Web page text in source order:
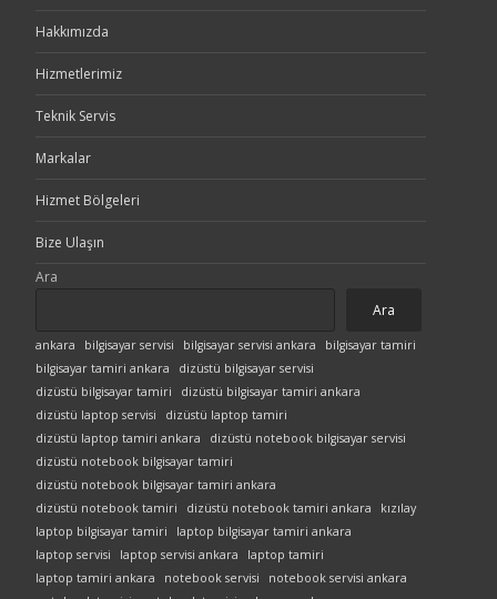
Hakkımızda
Hizmetlerimiz
Teknik Servis
Markalar
Hizmet Bölgeleri
Bize Ulaşın
Ara
Ara
ankara bilgisayar servisi bilgisayar servisi ankara
bilgisayar tamiri
bilgisayar tamiri ankara
dizüstü bilgisayar servisi
dizüstü bilgisayar tamiri
dizüstü bilgisayar tamiri ankara
dizüstü laptop servisi
dizüstü laptop tamiri
dizüstü laptop tamiri ankara
dizüstü notebook bilgisayar servisi
dizüstü notebook bilgisayar tamiri
dizüstü notebook bilgisayar tamiri ankara
dizüstü notebook tamiri
dizüstü notebook tamiri ankara
kızılay
laptop bilgisayar tamiri
laptop bilgisayar tamiri ankara
laptop servisi
laptop servisi ankara
laptop tamiri
laptop tamiri ankara
notebook servisi
notebook servisi ankara